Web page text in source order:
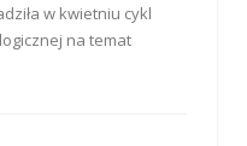
w kwietniu cykl
na temat